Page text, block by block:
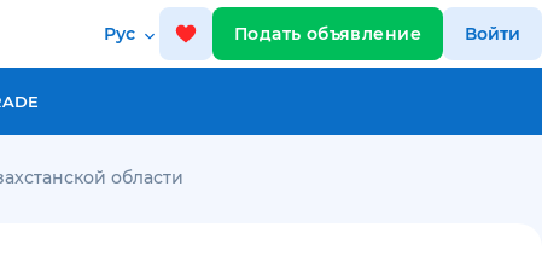
Рус Подать объявление Войти
области